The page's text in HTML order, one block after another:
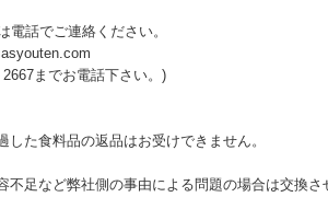
電話でご連絡ください。
までお電話下さい。)
た食料品の返品はお受けできません。
不足など弊社側の事由による問題の場合は交換さ